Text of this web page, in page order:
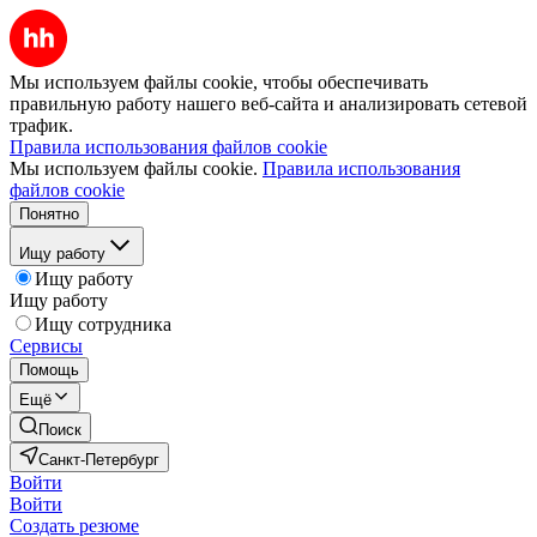
Мы используем файлы cookie, чтобы обеспечивать
правильную работу нашего веб-сайта и анализировать сетевой
трафик.
Правила использования файлов cookie
Мы используем файлы cookie. Правила использования
файлов cookie
Понятно
Ищу работу
Ищу работу
Ищу работу
Ищу сотрудника
Сервисы
Помощь
Ещё
Поиск
Санкт-Петербург
Войти
Войти
Создать резюме